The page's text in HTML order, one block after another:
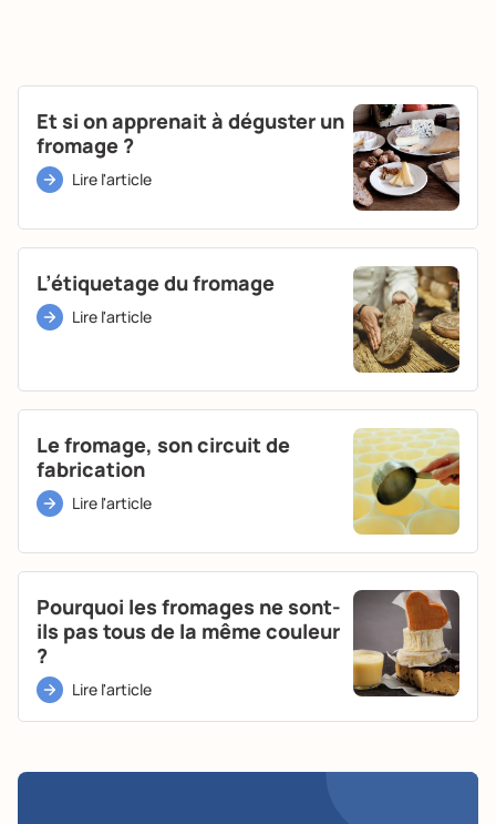
Et si on apprenait à déguster un
fromage ?
Lire l'article
L’étiquetage du fromage
Lire l'article
Le fromage, son circuit de
fabrication
Lire l'article
Pourquoi les fromages ne sont-
ils pas tous de la même couleur
?
Lire l'article